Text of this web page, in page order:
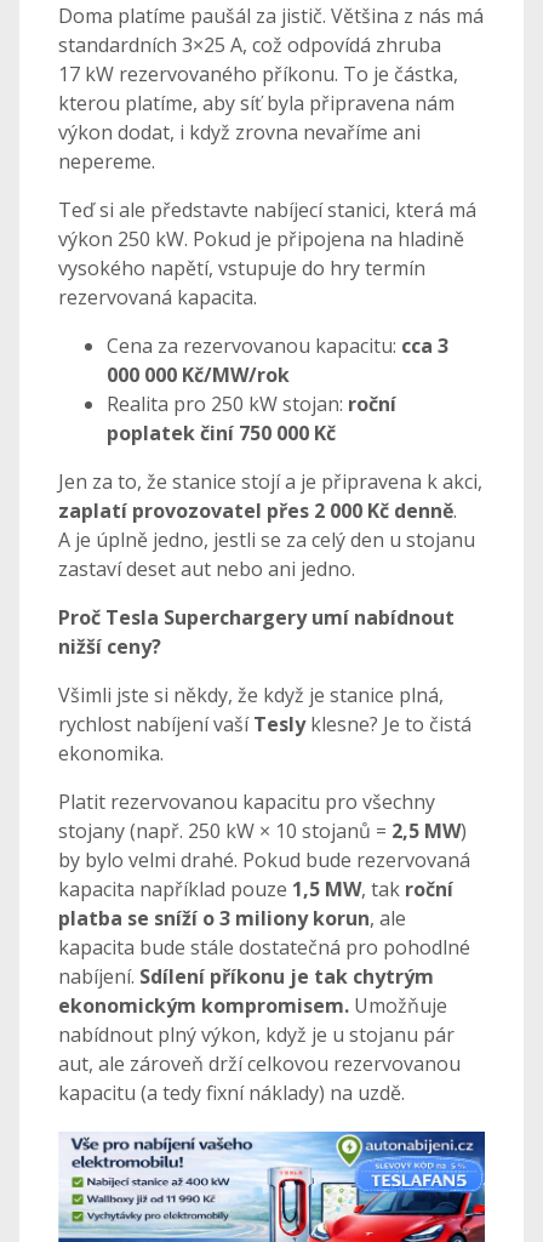
Doma platíme paušál za jistič. Většina z nás má
standardních 3×25 A, což odpovídá zhruba
17 kW rezervovaného příkonu. To je částka,
kterou platíme, aby síť byla připravena nám
výkon dodat, i když zrovna nevaříme ani
nepereme.
Teď si ale představte nabíjecí stanici, která má
výkon 250 kW. Pokud je připojena na hladině
vysokého napětí, vstupuje do hry termín
rezervovaná kapacita.
Cena za rezervovanou kapacitu: cca 3
000 000 Kč/MW/rok
Realita pro 250 kW stojan: roční
poplatek činí 750 000 Kč
Jen za to, že stanice stojí a je připravena k akci,
zaplatí provozovatel přes 2 000 Kč denně.
A je úplně jedno, jestli se za celý den u stojanu
zastaví deset aut nebo ani jedno.
Proč Tesla Superchargery umí nabídnout
nižší ceny?
Všimli jste si někdy, že když je stanice plná,
rychlost nabíjení vašíTeslyklesne? Je to čistá
ekonomika.
Platit rezervovanou kapacitu pro všechny
stojany (např. 250 kW × 10 stojanů = 2,5 MW)
by bylo velmi drahé. Pokud bude rezervovaná
kapacita například pouze 1,5 MW, tak roční
platba se sníží o 3 miliony korun, ale
kapacita bude stále dostatečná pro pohodlné
nabíjení. Sdílení příkonu je tak chytrým
ekonomickým kompromisem. Umožňuje
nabídnout plný výkon, když je u stojanu pár
aut, ale zároveň drží celkovou rezervovanou
kapacitu (a tedy fixní náklady) na uzdě.